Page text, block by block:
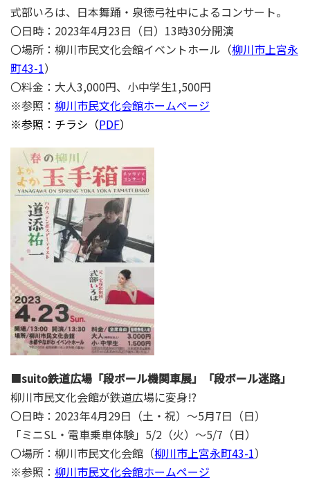
式部いろは、日本舞踊・泉徳弓社中によるコンサート。
〇日時：2023年4月23日（日）13時30分開演
〇場所：柳川市民文化会館イベントホール（柳川市上宮永
町43-1）
〇料金：大人3,000円、小中学生1,500円
※参照： 柳川市民文化会館ホームページ
※参照：チラシ（PDF）
■suito鉄道広場「段ボール機関車展」「段ボール迷路」
柳川市民文化会館が鉄道広場に変身!?
〇日時：2023年4月29日（土・祝）～5月7日（日）
「ミニSL・電車乗車体験」5/2（火）～5/7（日）
〇場所：柳川市民文化会館（柳川市上宮永町43-1）
※参照： 柳川市民文化会館ホームページ